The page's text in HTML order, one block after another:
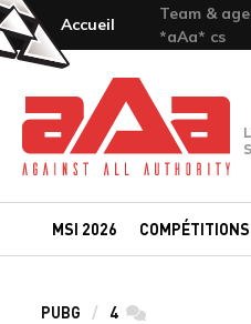
Accueil
Team &
*aAa* cs
Team-aAa - against All
MSI 2026 COMPÉTITIONS
PUBG 4 commentaires